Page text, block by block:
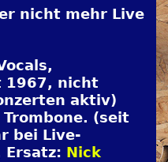
nicht mehr Live
1967, nicht
aktiv)
Trombone. (seit
bei Live-
Ersatz: Nick